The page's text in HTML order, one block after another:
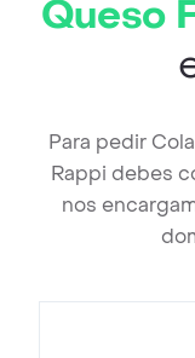
Queso
Para pedir
Rappi debes
nos